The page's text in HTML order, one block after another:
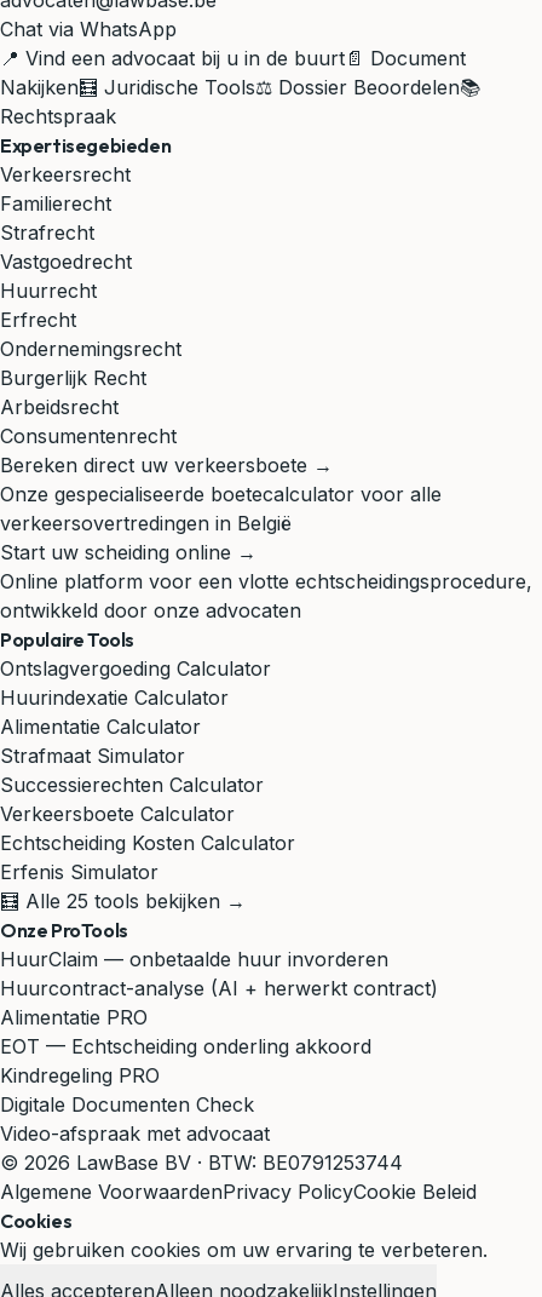
Chat via WhatsApp
📍 Vind een advocaat bij u in de buurt 📄 Document
Nakijken🧮 Juridische Tools⚖️ Dossier Beoordelen📚
Rechtspraak
Expertisegebieden
Verkeersrecht
Familierecht
Strafrecht
Vastgoedrecht
Huurrecht
Erfrecht
Ondernemingsrecht
Burgerlijk Recht
Arbeidsrecht
Consumentenrecht
Bereken direct uw verkeersboete →
Onze gespecialiseerde boetecalculator voor alle
verkeersovertredingen in België
Start uw scheiding online →
Online platform voor een vlotte echtscheidingsprocedure,
ontwikkeld door onze advocaten
Populaire Tools
Ontslagvergoeding Calculator
Huurindexatie Calculator
Alimentatie Calculator
Strafmaat Simulator
Successierechten Calculator
Verkeersboete Calculator
Echtscheiding Kosten Calculator
Erfenis Simulator
🧮 Alle 25 tools bekijken →
Onze ProTools
HuurClaim — onbetaalde huur invorderen
Huurcontract-analyse (AI + herwerkt contract)
Alimentatie PRO
EOT — Echtscheiding onderling akkoord
Kindregeling PRO
Digitale Documenten Check
Video-afspraak met advocaat
© 2026 LawBase BV · BTW: BE0791253744
Algemene VoorwaardenPrivacy PolicyCookie Beleid
Cookies
Wij gebruiken cookies om uw ervaring te verbeteren.
Alles accepterenAlleen noodzakelijkInstellingen